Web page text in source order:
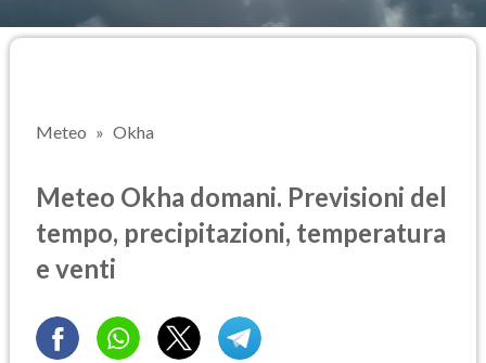
Meteo Okha
Meteo Okha domani. Previsioni del
tempo, precipitazioni, temperatura
e venti